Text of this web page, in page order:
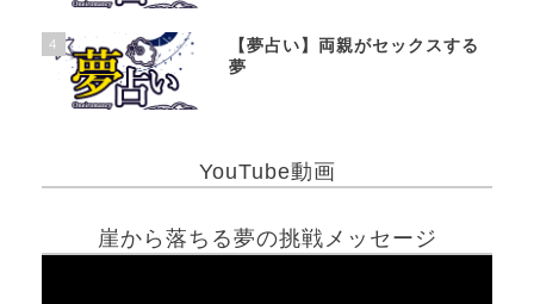
4
【夢占い】両親がセックスする
夢
YouTube動画
崖から落ちる夢の挑戦メッセージ